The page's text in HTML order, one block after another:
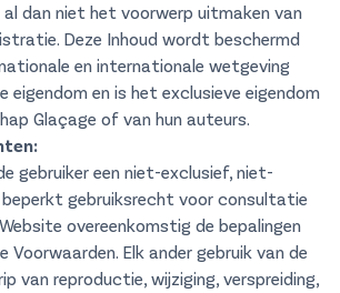
dan niet het voorwerp uitmaken van
Deze Inhoud wordt beschermd
en internationale wetgeving
eigendom en is het exclusieve eigendom
Glaçage of van hun auteurs.
gebruiker een niet-exclusief, niet-
gebruiksrecht voor consultatie
overeenkomstig de bepalingen
Voorwaarden. Elk ander gebruik van de
van reproductie, wijziging, verspreiding,